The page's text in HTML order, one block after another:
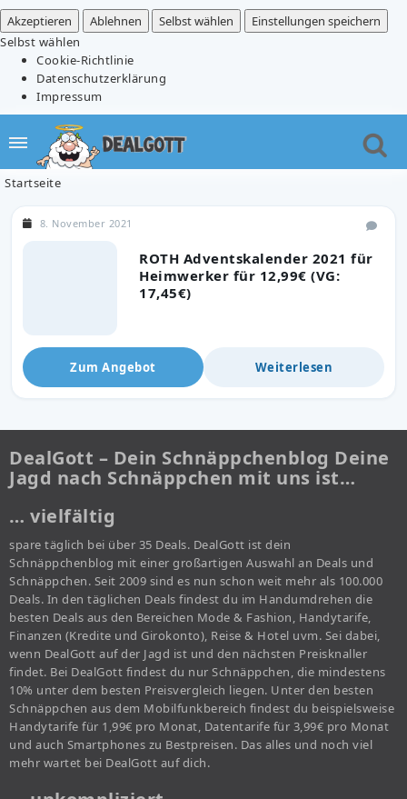
Akzeptieren
Ablehnen Selbst wählen
Einstellungen speichern
Selbst wählen
Cookie-Richtlinie
Datenschutzerklärung
Impressum
Startseite
ROTH Adventskalender 2021 für
Heimwerker für 12,99€ (VG:
17,45€)
8. November 2021
Zum Angebot Weiterlesen
DealGott – Dein Schnäppchenblog Deine
Jagd nach Schnäppchen mit uns ist…
… vielfältig
spare täglich bei über 35 Deals. DealGott ist dein
Schnäppchenblog mit einer großartigen Auswahl an Deals und
Schnäppchen. Seit 2009 sind es nun schon weit mehr als 100.000
Deals. In den täglichen Deals findest du im Handumdrehen die
besten Deals aus den Bereichen Mode & Fashion, Handytarife,
Finanzen (Kredite und Girokonto), Reise & Hotel uvm. Sei dabei,
wenn DealGott auf der Jagd ist und den nächsten Preisknaller
findet. Bei DealGott findest du nur Schnäppchen, die mindestens
10% unter dem besten Preisvergleich liegen. Unter den besten
Schnäppchen aus dem Mobilfunkbereich findest du beispielsweise
Handytarife für 1,99€ pro Monat, Datentarife für 3,99€ pro Monat
und auch Smartphones zu Bestpreisen. Das alles und noch viel
mehr wartet bei DealGott auf dich.